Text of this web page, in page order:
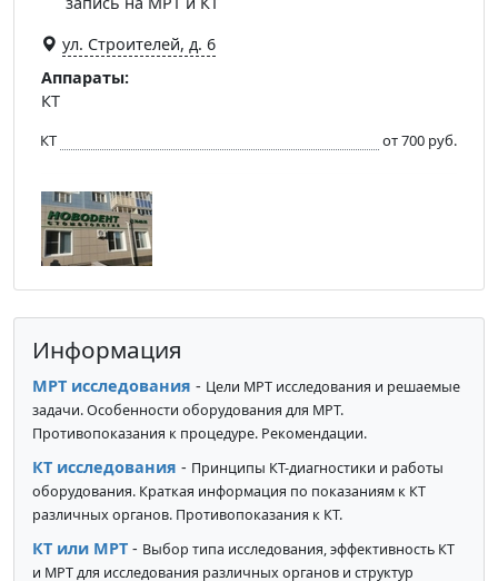
ул. Строителей, д. 6
Аппараты:
КТ
КТ от 700 руб.
Информация
МРТ исследования - Цели МРТ исследования и решаемые
задачи. Особенности оборудования для МРТ.
Противопоказания к процедуре. Рекомендации.
КТ исследования - Принципы КТ-диагностики и работы
оборудования. Краткая информация по показаниям к КТ
различных органов. Противопоказания к КТ.
КТ или МРТ - Выбор типа исследования, эффективность КТ
и МРТ для исследования различных органов и структур